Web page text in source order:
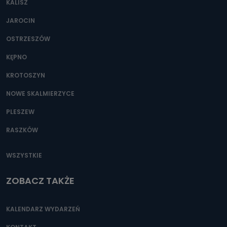
Można to zrobić pod numerem telefonu 62 735-51-05 lub
KALISZ
JAROCIN
OSTRZESZÓW
KĘPNO
KROTOSZYN
NOWE SKALMIERZYCE
PLESZEW
RASZKÓW
WSZYSTKIE
ZOBACZ TAKŻE
KALENDARZ WYDARZEŃ